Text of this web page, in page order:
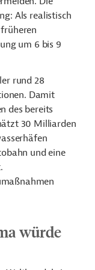
Als realistisch
um 6 bis 9
rund 28
Damit
des bereits
30 Milliarden
und eine
würde